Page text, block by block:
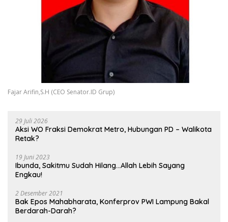
Fajar Arifin,S.H (CEO Senator.ID Grup)
29 Juli 2026
Aksi WO Fraksi Demokrat Metro, Hubungan PD – Walikota
Retak?
19 Juni 2023
Ibunda, Sakitmu Sudah Hilang…Allah Lebih Sayang
Engkau!
2 Desember 2021
Bak Epos Mahabharata, Konferprov PWI Lampung Bakal
Berdarah-Darah?